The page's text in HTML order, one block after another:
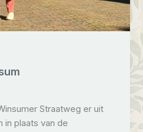
Straatweg er uit
in plaats van de